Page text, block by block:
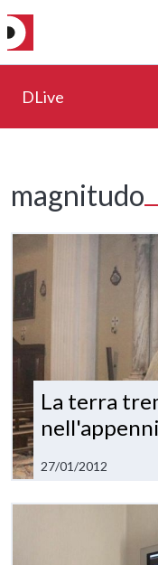
DLive
magnitudo
La terra
27/01/2012